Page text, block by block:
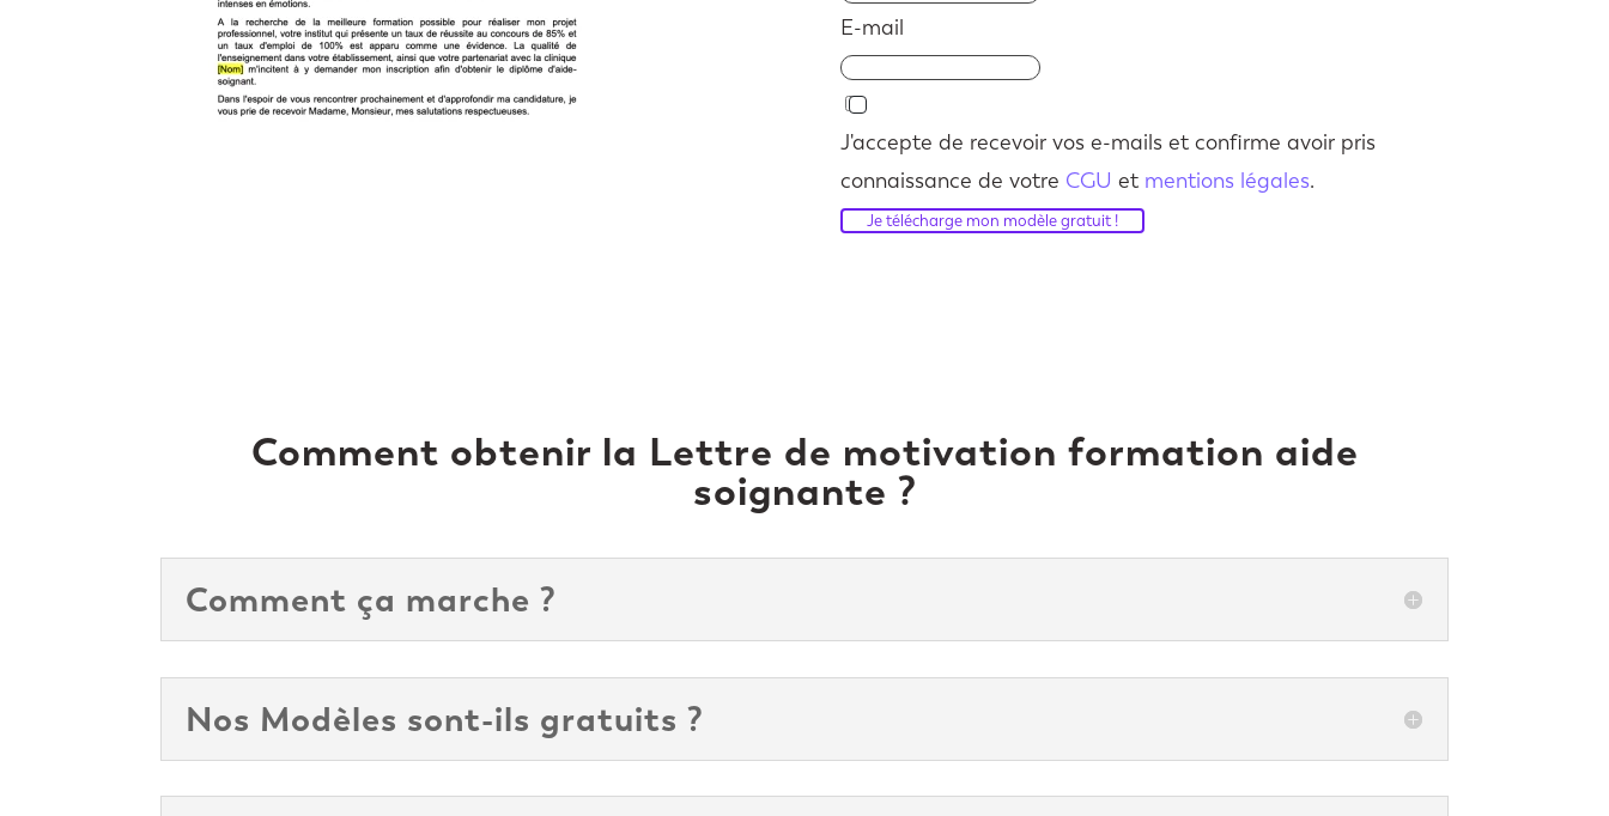
E-mail
J'accepte de recevoir vos e-mails et confirme avoir pris
connaissance de votre CGU et mentions légales.
Je télécharge mon modèle gratuit !
Comment obtenir la Lettre de motivation formation aide
soignante ?
Comment ça marche ?
Nos Modèles sont-ils gratuits ?